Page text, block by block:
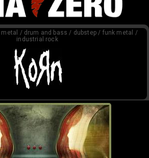
/ drum and bass / dubstep / funk metal /
industrial rock